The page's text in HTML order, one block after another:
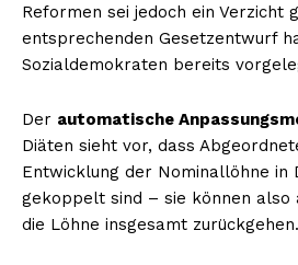
Reformen sei jedoch ein Verzicht
entsprechenden Gesetzentwurf
Sozialdemokraten bereits
Der automatische
Diäten sieht vor, dass
Entwicklung der Nominallöhne in
gekoppelt sind – sie können also
die Löhne insgesamt zurückgehen.